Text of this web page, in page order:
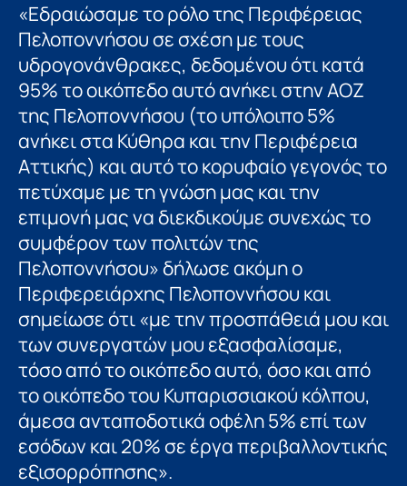
«Εδραιώσαμε το ρόλο της Περιφέρειας
Πελοποννήσου σε σχέση με τους
υδρογονάνθρακες, δεδομένου ότι κατά
95% το οικόπεδο αυτό ανήκει στην ΑΟΖ
της Πελοποννήσου (το υπόλοιπο 5%
ανήκει στα Κύθηρα και την Περιφέρεια
Αττικής) και αυτό το κορυφαίο γεγονός το
πετύχαμε με τη γνώση μας και την
επιμονή μας να διεκδικούμε συνεχώς το
συμφέρον των πολιτών της
Πελοποννήσου» δήλωσε ακόμη ο
Περιφερειάρχης Πελοποννήσου και
σημείωσε ότι «με την προσπάθειά μου και
των συνεργατών μου εξασφαλίσαμε,
τόσο από το οικόπεδο αυτό, όσο και από
το οικόπεδο του Κυπαρισσιακού κόλπου,
άμεσα ανταποδοτικά οφέλη 5% επί των
εσόδων και 20% σε έργα περιβαλλοντικής
εξισορρόπησης».